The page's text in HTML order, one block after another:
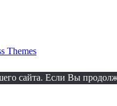
Themes
сайта. Если Вы